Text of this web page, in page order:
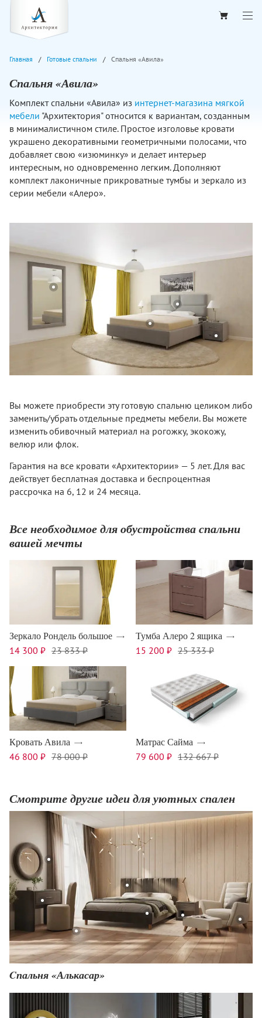
Главная Готовые спальни Спальня «Авила»
Спальня «Авила»
Комплект спальни «Авила» из интернет-магазина мягкой
мебели "Архитектория" относится к вариантам, созданным
в минималистичном стиле. Простое изголовье кровати
украшено декоративными геометричными полосами, что
добавляет свою «изюминку» и делает интерьер
интересным, но одновременно легким. Дополняют
комплект лаконичные прикроватные тумбы и зеркало из
серии мебели «Алеро».
Вы можете приобрести эту готовую спальню целиком либо
заменить/убрать отдельные предметы мебели. Вы можете
изменить обивочный материал на рогожку, экокожу,
велюр или флок.
Гарантия на все кровати «Архитектории» — 5 лет. Для вас
действует бесплатная доставка и беспроцентная
рассрочка на 6, 12 и 24 месяца.
Все необходимое для обустройства спальни
вашей мечты
Зеркало Рондель большое
14 300 ₽ 23 833 ₽
Тумба Алеро 2 ящика
15 200 ₽ 25 333 ₽
Кровать Авила
46 800 ₽ 78 000 ₽
Матрас Сайма
79 600 ₽ 132 667 ₽
Смотрите другие идеи для уютных спален
Cпальня «Алькасар»